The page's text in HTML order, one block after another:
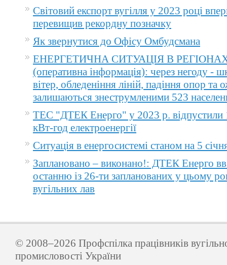
Світовий експорт вугілля у 2023 році
перевищив рекордну позначку
Як звернутися до Офісу Омбудсмана
ЕНЕРГЕТИЧНА СИТУАЦІЯ В
(оперативна інформація): через негоду -
вітер, обледеніння ліній, падіння опор та
залишаються знеструмленими 523
ТЕС "ДТЕК Енерго" у 2023 р. відпустили
кВт-год електроенергії
Ситуація в енергосистемі станом на 5
Заплановано – виконано!: ДТЕК Енерго
останню із 26-ти запланованих у цьому
вугільних лав
© 2008–2026 Профспілка працівників
промисловості України